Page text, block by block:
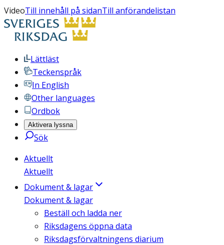
VideoTill innehåll på sidanTill anförandelistan
Lättläst
Teckenspråk
In English
Other languages
Ordbok
Aktivera lyssna
Sök
Aktuellt
Aktuellt
Dokument & lagar
Dokument & lagar
Beställ och ladda ner
Riksdagens öppna data
Riksdagsförvaltningens diarium